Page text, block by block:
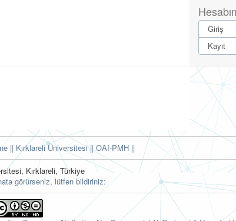
Giriş
Kayıt
|| Kırklareli Üniversitesi ||OAI-PMH ||
Kırklareli, Türkiye
görürseniz, lütfen bildiriniz: